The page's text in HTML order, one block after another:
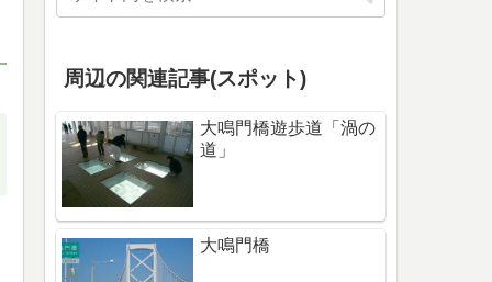
周辺の関連記事(スポット)
大鳴門橋遊歩道「渦の
道」
大鳴門橋